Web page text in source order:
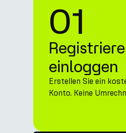
01
einloggen
Erstellen Sie ein
Konto. Keine